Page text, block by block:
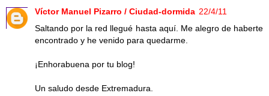
Víctor Manuel Pizarro / Ciudad-dormida 22/4/11
Saltando por la red llegué hasta aquí. Me alegro de haberte
encontrado y he venido para quedarme.
¡Enhorabuena por tu blog!
Un saludo desde Extremadura.